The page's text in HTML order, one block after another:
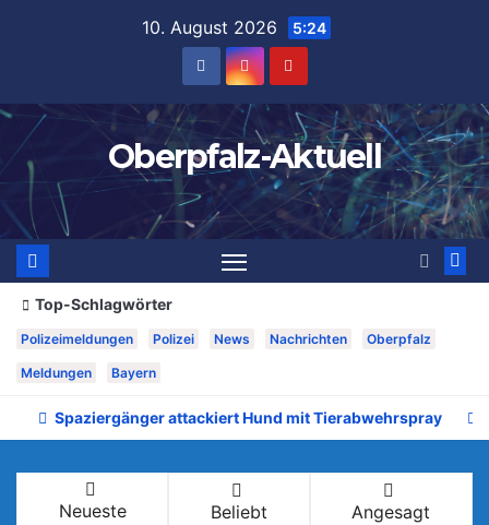
10. August 2026 5:24
Oberpfalz-Aktuell
Top-Schlagwörter
Polizeimeldungen Polizei News Nachrichten Oberpfalz
Meldungen Bayern
Spaziergänger attackiert Hund mit Tierabwehrspray
Neueste Beliebt Angesagt